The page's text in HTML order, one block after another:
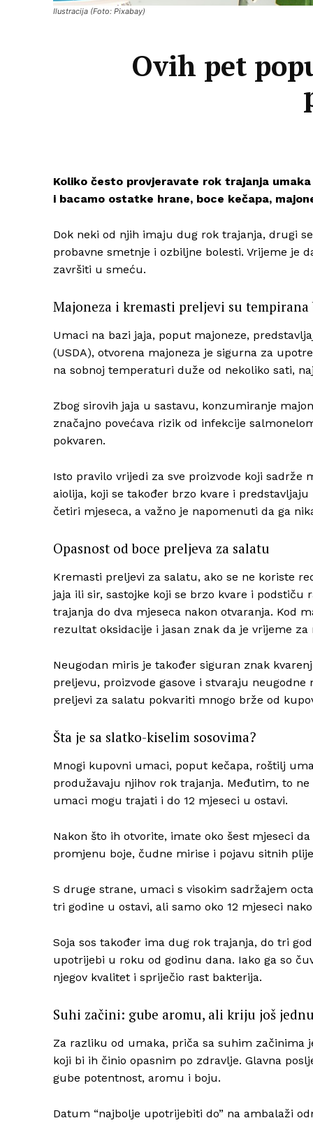
Ilustracija (Foto: Pixabay)
Ovih pet
Koliko često provjeravate rok trajanja
i bacamo ostatke hrane, boce kečapa,
Dok neki od njih imaju dug rok trajanja, drugi
probavne smetnje i ozbiljne bolesti. Vrijeme je
završiti u smeću.
Majoneza i kremasti preljevi su
Umaci na bazi jaja, poput majoneze,
(USDA), otvorena majoneza je sigurna za
na sobnoj temperaturi duže od nekoliko sati,
Zbog sirovih jaja u sastavu, konzumiranje
značajno povećava rizik od infekcije
pokvaren.
Isto pravilo vrijedi za sve proizvode koji
aiolija, koji se također brzo kvare i
četiri mjeseca, a važno je napomenuti da ga
Opasnost od boce preljeva za salatu
Kremasti preljevi za salatu, ako se ne koriste
jaja ili sir, sastojke koji se brzo kvare i
trajanja do dva mjeseca nakon otvaranja. Kod
rezultat oksidacije i jasan znak da je vrijeme za
Neugodan miris je također siguran znak
preljevu, proizvode gasove i stvaraju
preljevi za salatu pokvariti mnogo brže od
Šta je sa slatko-kiselim sosovima?
Mnogi kupovni umaci, poput kečapa, roštilj
produžavaju njihov rok trajanja. Međutim, to
umaci mogu trajati i do 12 mjeseci u ostavi.
Nakon što ih otvorite, imate oko šest mjeseci
promjenu boje, čudne mirise i pojavu sitnih
S druge strane, umaci s visokim sadržajem
tri godine u ostavi, ali samo oko 12 mjeseci
Soja sos također ima dug rok trajanja, do tri
upotrijebi u roku od godinu dana. Iako ga so
njegov kvalitet i spriječio rast bakterija.
Suhi začini: gube aromu, ali kriju još
Za razliku od umaka, priča sa suhim začinima
koji bi ih činio opasnim po zdravlje. Glavna
gube potentnost, aromu i boju.
Datum “najbolje upotrijebiti do” na ambalaži